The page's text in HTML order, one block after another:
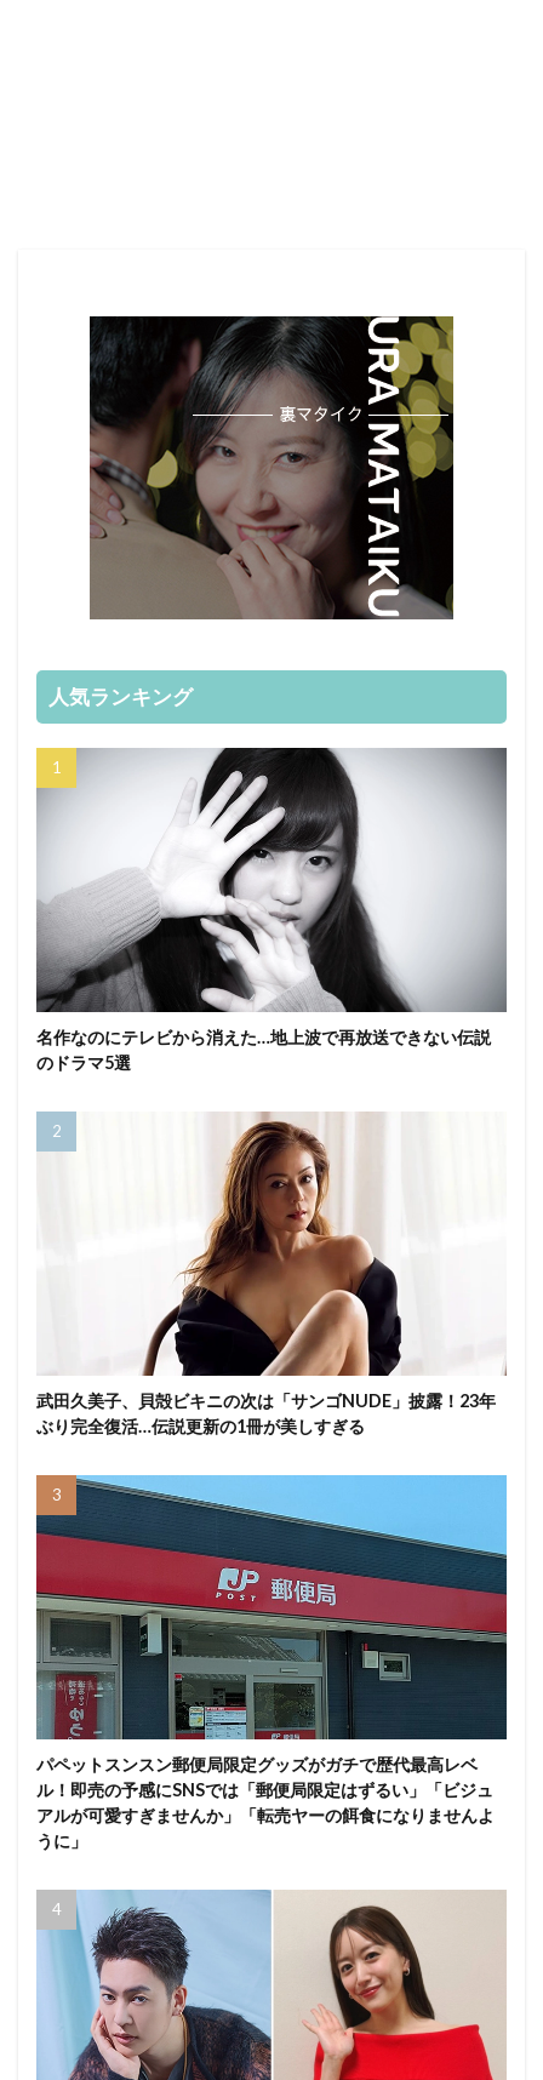
人気ランキング
名作なのにテレビから消えた…地上波で再放送できない伝説
のドラマ5選
武田久美子、貝殻ビキニの次は「サンゴNUDE」披露！23年
ぶり完全復活…伝説更新の1冊が美しすぎる
パペットスンスン郵便局限定グッズがガチで歴代最高レベ
ル！即売の予感にSNSでは「郵便局限定はずるい」「ビジュ
アルが可愛すぎませんか」「転売ヤーの餌食になりませんよ
うに」